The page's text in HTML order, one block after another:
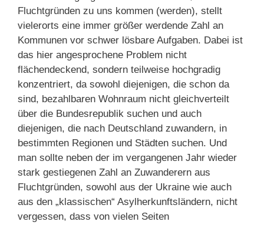
Fluchtgründen zu uns kommen (werden), stellt
vielerorts eine immer größer werdende Zahl an
Kommunen vor schwer lösbare Aufgaben. Dabei ist
das hier angesprochene Problem nicht
flächendeckend, sondern teilweise hochgradig
konzentriert, da sowohl diejenigen, die schon da
sind, bezahlbaren Wohnraum nicht gleichverteilt
über die Bundesrepublik suchen und auch
diejenigen, die nach Deutschland zuwandern, in
bestimmten Regionen und Städten suchen. Und
man sollte neben der im vergangenen Jahr wieder
stark gestiegenen Zahl an Zuwanderern aus
Fluchtgründen, sowohl aus der Ukraine wie auch
aus den „klassischen“ Asylherkunftsländern, nicht
vergessen, dass von vielen Seiten